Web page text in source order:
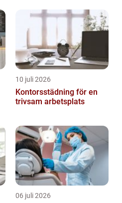
10 juli 2026
Kontorsstädning för en
trivsam arbetsplats
06 juli 2026